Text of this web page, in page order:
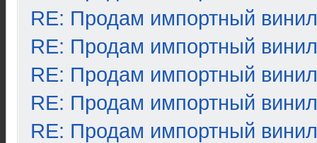
RE: Продам импортный винил
RE: Продам импортный винил
RE: Продам импортный винил
RE: Продам импортный винил
RE: Продам импортный винил